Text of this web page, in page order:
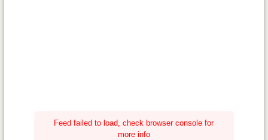
Feed failed to load, check browser console for
more info